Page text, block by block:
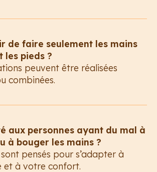
de faire seulement les mains
les pieds ?
peuvent être réalisées
combinées.
aux personnes ayant du mal à
à bouger les mains ?
pensés pour s’adapter à
et à votre confort.